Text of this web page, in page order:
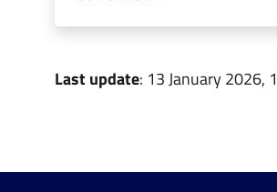
Last update: 13 January 2026,